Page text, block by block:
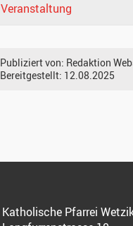
Veranstaltung
Publiziert von: Redaktion
Bereitgestellt: 12.08.2025
Katholische Pfarrei